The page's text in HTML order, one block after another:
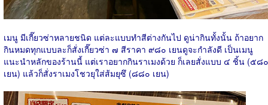
เมนู มีเกี๊ยวซ่าหลายชนิด แต่ละแบบทำสีต่างกันไป ดูน่ากินทั้งนั้น ถ้าอยาก
กินหมดทุกแบบละก็สั่งเกี๊ยวซ่า ๗ สีราคา ๙๘๐ เยนดูจะกำลังดี เป็นเมนู
แนะนำหลักของร้านนี้ แต่เราอยากกินราเมงด้วย ก็เลยสั่งแบบ ๔ ชิ้น (๕๘๐
เยน) แล้วก็สั่งราเมงโชวยุใส่ส้มยุซึ (๘๘๐​ เยน)